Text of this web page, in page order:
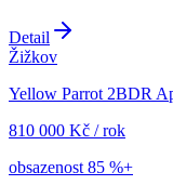
Detail
Žižkov
Yellow Parrot 2BDR
810 000 Kč / rok
obsazenost 85 %+